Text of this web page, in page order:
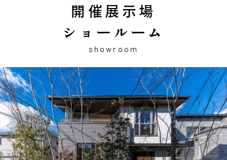
開催展示場
ショールーム
showroom